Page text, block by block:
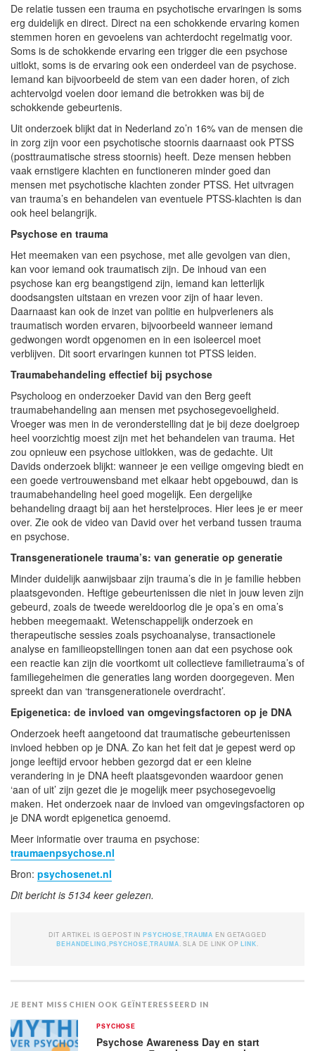
De relatie tussen een trauma en psychotische ervaringen is soms
erg duidelijk en direct. Direct na een schokkende ervaring komen
stemmen horen en gevoelens van achterdocht regelmatig voor.
Soms is de schokkende ervaring een trigger die een psychose
uitlokt, soms is de ervaring ook een onderdeel van de psychose.
Iemand kan bijvoorbeeld de stem van een dader horen, of zich
achtervolgd voelen door iemand die betrokken was bij de
schokkende gebeurtenis.
Uit onderzoek blijkt dat in Nederland zo’n 16% van de mensen die
in zorg zijn voor een psychotische stoornis daarnaast ook PTSS
(posttraumatische stress stoornis) heeft. Deze mensen hebben
vaak ernstigere klachten en functioneren minder goed dan
mensen met psychotische klachten zonder PTSS. Het uitvragen
van trauma’s en behandelen van eventuele PTSS-klachten is dan
ook heel belangrijk.
Psychose en trauma
Het meemaken van een psychose, met alle gevolgen van dien,
kan voor iemand ook traumatisch zijn. De inhoud van een
psychose kan erg beangstigend zijn, iemand kan letterlijk
doodsangsten uitstaan en vrezen voor zijn of haar leven.
Daarnaast kan ook de inzet van politie en hulpverleners als
traumatisch worden ervaren, bijvoorbeeld wanneer iemand
gedwongen wordt opgenomen en in een isoleercel moet
verblijven. Dit soort ervaringen kunnen tot PTSS leiden.
Traumabehandeling effectief bij psychose
Psycholoog en onderzoeker David van den Berg geeft
traumabehandeling aan mensen met psychosegevoeligheid.
Vroeger was men in de veronderstelling dat je bij deze doelgroep
heel voorzichtig moest zijn met het behandelen van trauma. Het
zou opnieuw een psychose uitlokken, was de gedachte. Uit
Davids onderzoek blijkt: wanneer je een veilige omgeving biedt en
een goede vertrouwensband met elkaar hebt opgebouwd, dan is
traumabehandeling heel goed mogelijk. Een dergelijke
behandeling draagt bij aan het herstelproces. Hier lees je er meer
over. Zie ook de video van David over het verband tussen trauma
en psychose.
Transgenerationele trauma’s: van generatie op generatie
Minder duidelijk aanwijsbaar zijn trauma’s die in je familie hebben
plaatsgevonden. Heftige gebeurtenissen die niet in jouw leven zijn
gebeurd, zoals de tweede wereldoorlog die je opa’s en oma’s
hebben meegemaakt. Wetenschappelijk onderzoek en
therapeutische sessies zoals psychoanalyse, transactionele
analyse en familieopstellingen tonen aan dat een psychose ook
een reactie kan zijn die voortkomt uit collectieve familietrauma’s of
familiegeheimen die generaties lang worden doorgegeven. Men
spreekt dan van ‘transgenerationele overdracht’.
Epigenetica: de invloed van omgevingsfactoren op je DNA
Onderzoek heeft aangetoond dat traumatische gebeurtenissen
invloed hebben op je DNA. Zo kan het feit dat je gepest werd op
jonge leeftijd ervoor hebben gezorgd dat er een kleine
verandering in je DNA heeft plaatsgevonden waardoor genen
‘aan of uit’ zijn gezet die je mogelijk meer psychosegevoelig
maken. Het onderzoek naar de invloed van omgevingsfactoren op
je DNA wordt epigenetica genoemd.
Meer informatie over trauma en psychose:
traumaenpsychose.nl
Bron: psychosenet.nl
Dit bericht is 5134 keer gelezen.
DIT ARTIKEL IS GEPOST INPSYCHOSE TRAUMA EN GETAGGED
BEHANDELING PSYCHOSE ,TRAUMA . SLA DE LINK OPLINK
JE BENT MISSCHIEN OOK GEÏNTERESSEERD IN
PSYCHOSE
Psychose Awareness Day en start